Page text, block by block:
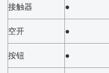
接触器 ●
空开 ●
按钮 ●